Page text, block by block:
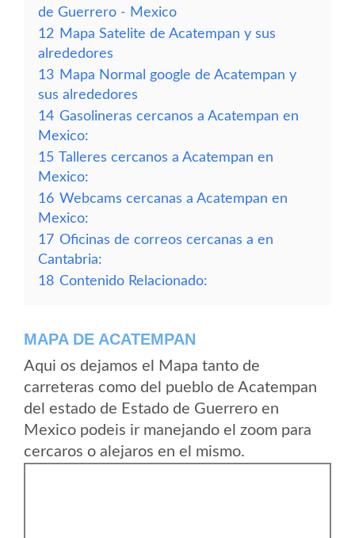
de Guerrero - Mexico
12 Mapa Satelite de Acatempan y sus
alrededores
13 Mapa Normal google de Acatempan y
sus alrededores
14 Gasolineras cercanos a Acatempan en
Mexico:
15 Talleres cercanos a Acatempan en
Mexico:
16 Webcams cercanas a Acatempan en
Mexico:
17 Oficinas de correos cercanas a en
Cantabria:
18 Contenido Relacionado:
MAPA DE ACATEMPAN
Aqui os dejamos el Mapa tanto de
carreteras como del pueblo de Acatempan
del estado de Estado de Guerrero en
Mexico podeis ir manejando el zoom para
cercaros o alejaros en el mismo.